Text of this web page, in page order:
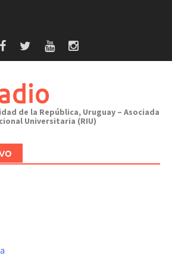
de la República, Uruguay – Asociada
Universitaria (RIU)